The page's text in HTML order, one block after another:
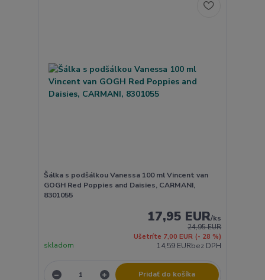
Šálka s podšálkou Vanessa 100 ml Vincent van
GOGH Red Poppies and Daisies, CARMANI,
8301055
24,95 EUR
Ušetríte 7,00 EUR (- 28 %)
17,95 EUR/ks
14,59 EURbez DPH
skladom
Pridať do košíka